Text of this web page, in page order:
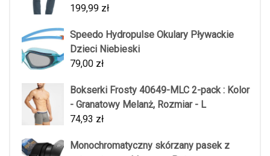
199,99 zł
Speedo Hydropulse Okulary Pływackie
Dzieci Niebieski
79,00 zł
Bokserki Frosty 40649-MLC 2-pack : Kolor
- Granatowy Melanż, Rozmiar - L
74,93 zł
Monochromatyczny skórzany pasek z